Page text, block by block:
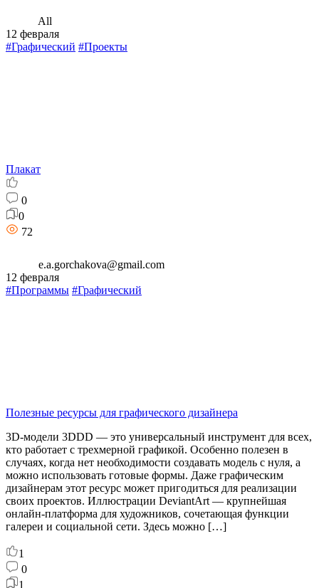
All
12 февраля
#Графический #Проекты
Плакат
0
0
72
e.a.gorchakova@gmail.com
12 февраля
#Программы #Графический
Полезные ресурсы для графического дизайнера
3D-модели 3DDD — это универсальный инструмент для всех,
кто работает с трехмерной графикой. Особенно полезен в
случаях, когда нет необходимости создавать модель с нуля, а
можно использовать готовые формы. Даже графическим
дизайнерам этот ресурс может пригодиться для реализации
своих проектов. Иллюстрации DeviantArt — крупнейшая
онлайн-платформа для художников, сочетающая функции
галереи и социальной сети. Здесь можно […]
1
0
1